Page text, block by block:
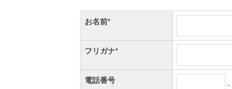
お名前*
フリガナ*
電話番号 -